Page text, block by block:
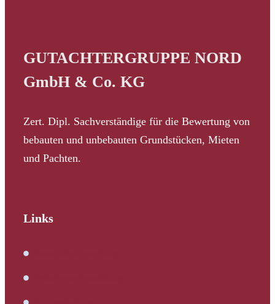
GUTACHTERGRUPPE NORD
GmbH & Co. KG
Zert. Dipl. Sachverständige für die Bewertung von
bebauten und unbebauten Grundstücken, Mieten
und Pachten.
Links